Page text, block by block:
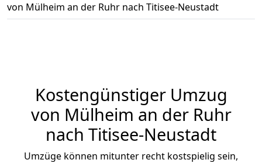
von Mülheim an der Ruhr nach Titisee-Neustadt
Kostengünstiger Umzug
von Mülheim an der Ruhr
nach Titisee-Neustadt
Umzüge können mitunter recht kostspielig sein,